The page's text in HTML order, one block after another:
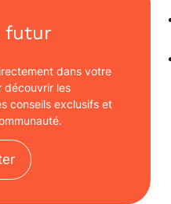
futur
dans votre
découvrir les
conseils exclusifs et